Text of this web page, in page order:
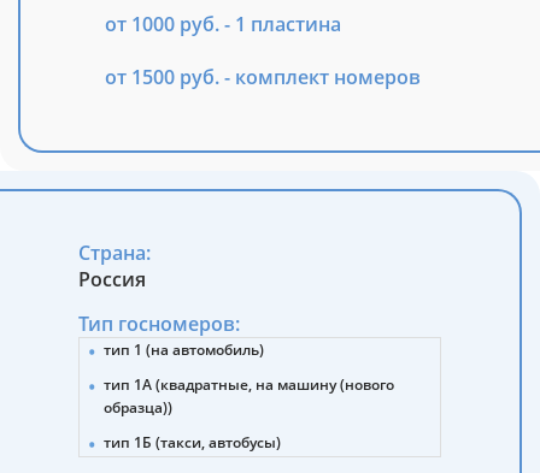
от 1000 руб. - 1 пластина
от 1500 руб. - комплект номеров
Страна:
Россия
Тип госномеров:
тип 1 (на автомобиль)
тип 1А (квадратные, на машину (нового
образца))
тип 1Б (такси, автобусы)